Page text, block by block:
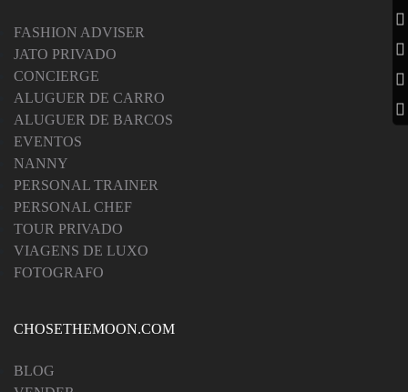
FASHION ADVISER
JATO PRIVADO
CONCIERGE
ALUGUER DE CARRO
ALUGUER DE BARCOS
EVENTOS
NANNY
PERSONAL TRAINER
PERSONAL CHEF
TOUR PRIVADO
VIAGENS DE LUXO
FOTOGRAFO
CHOSETHEMOON.COM
BLOG